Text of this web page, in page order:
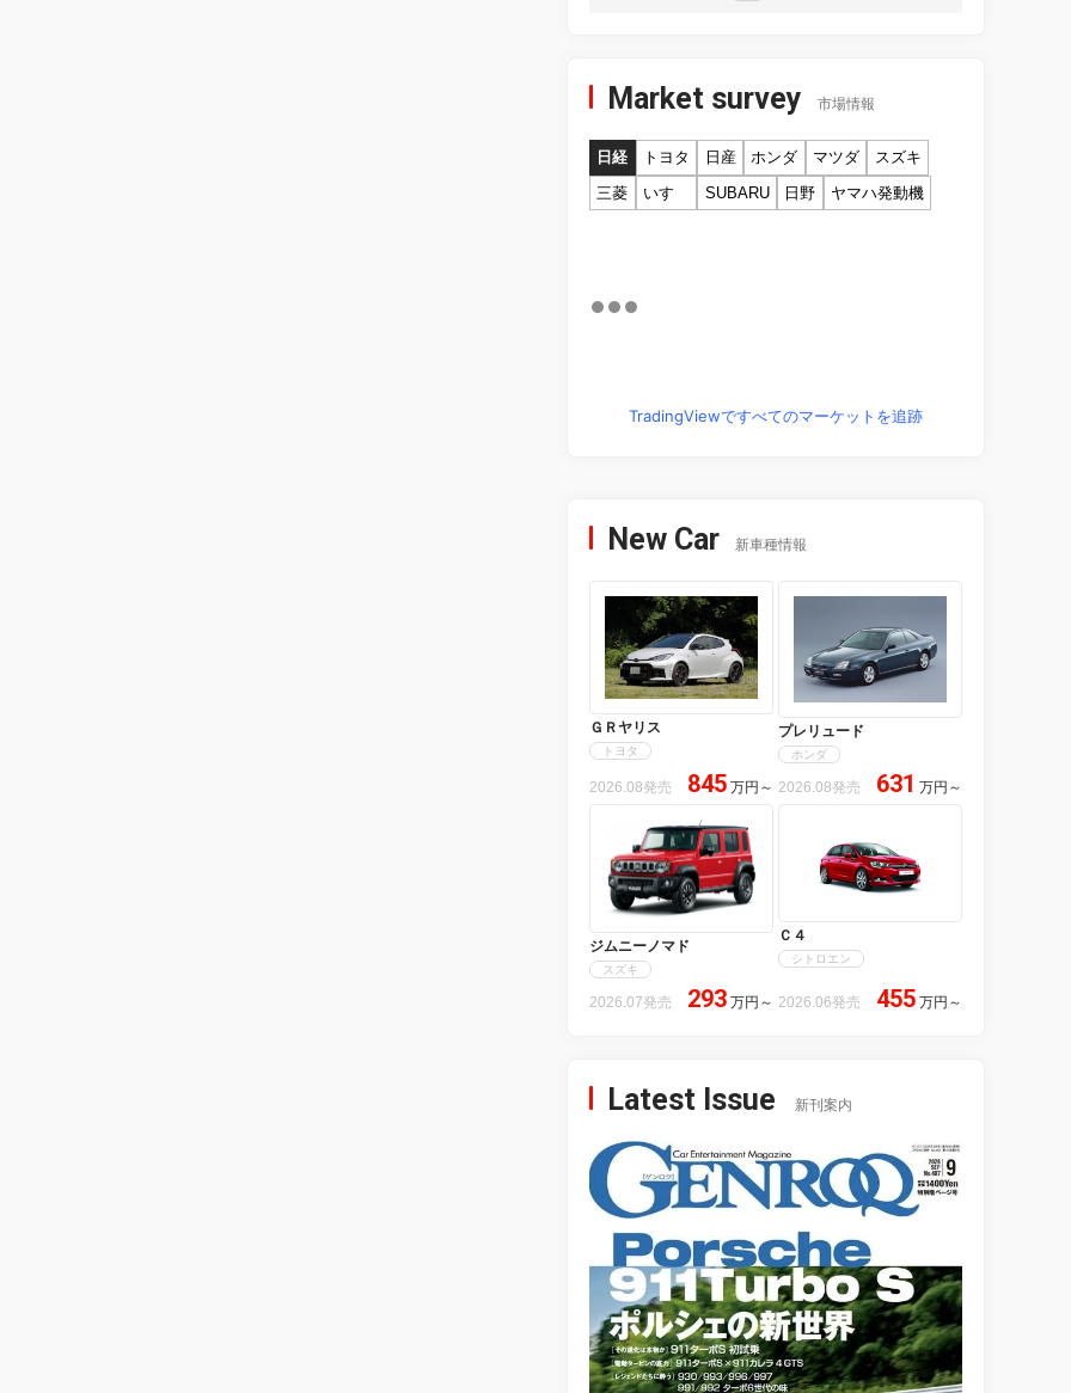
Market survey 市場情報
日経 トヨタ 日産 ホンダ マツダ
スズキ
三菱
いすゞ SUBARU 日野 ヤマハ発動機
TradingViewですべてのマーケットを追跡
New Car 新車種情報
ＧＲヤリス
トヨタ
2026.08発売 845 万円 ～
プレリュード
ホンダ
2026.08発売 631 万円 ～
ジムニーノマド
スズキ
2026.07発売 293 万円 ～
Ｃ４
シトロエン
2026.06発売 455 万円 ～
Latest Issue 新刊案内